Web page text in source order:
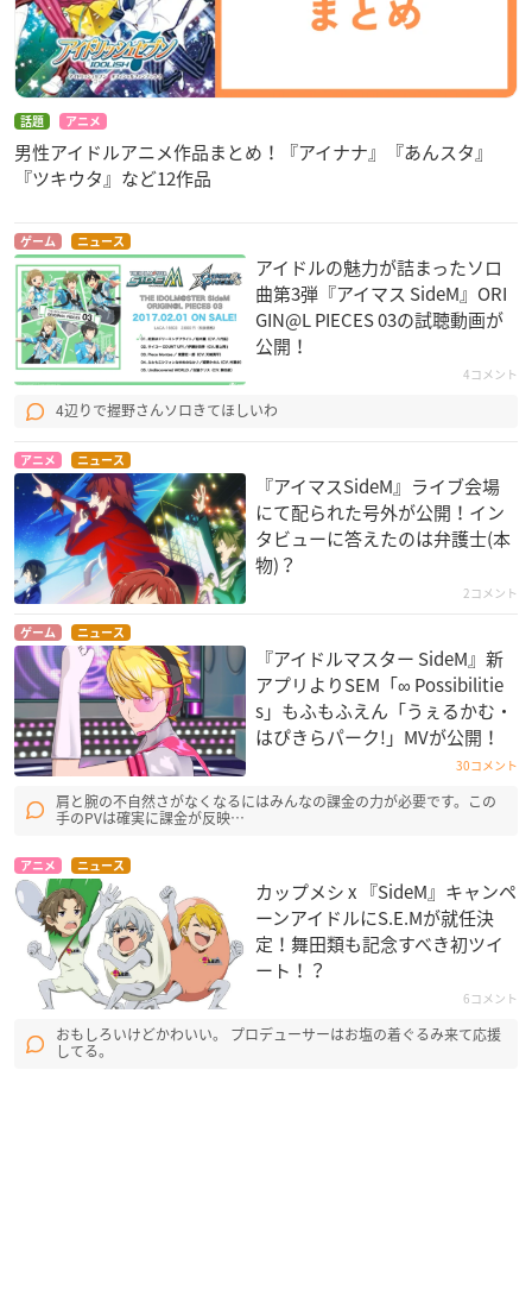
話題 アニメ
男性アイドルアニメ作品まとめ！『アイナナ』『あんスタ』
『ツキウタ』など12作品
ゲーム ニュース
アイドルの魅力が詰まったソロ
曲第3弾『アイマス SideM』ORI
GIN@L PIECES 03の試聴動画が
公開！
4コメント
4辺りで握野さんソロきてほしいわ
アニメ ニュース
『アイマスSideM』ライブ会場
にて配られた号外が公開！イン
タビューに答えたのは弁護士(本
物)？
2コメント
ゲーム ニュース
『アイドルマスター SideM』新
アプリよりSEM「∞ Possibilitie
s」もふもふえん「うぇるかむ・
はぴきらパーク!」MVが公開！
30コメント
肩と腕の不自然さがなくなるにはみんなの課金の力が必要です。この
手のPVは確実に課金が反映…
アニメ ニュース
カップメシ x 『SideM』キャンペ
ーンアイドルにS.E.Mが就任決
定！舞田類も記念すべき初ツイ
ート！？
6コメント
おもしろいけどかわいい。 プロデューサーはお塩の着ぐるみ来て応援
してる。